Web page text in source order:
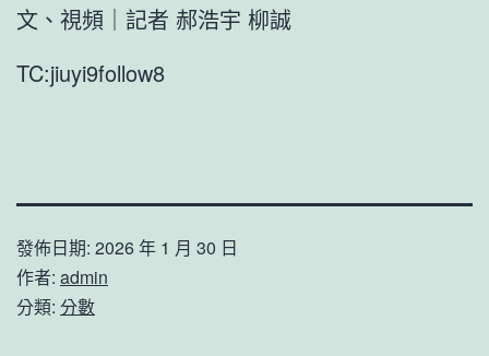
文、視頻｜記者 郝浩宇 柳誠
TC:jiuyi9follow8
發佈日期: 2026 年 1 月 30 日
作者: admin
分類: 分數